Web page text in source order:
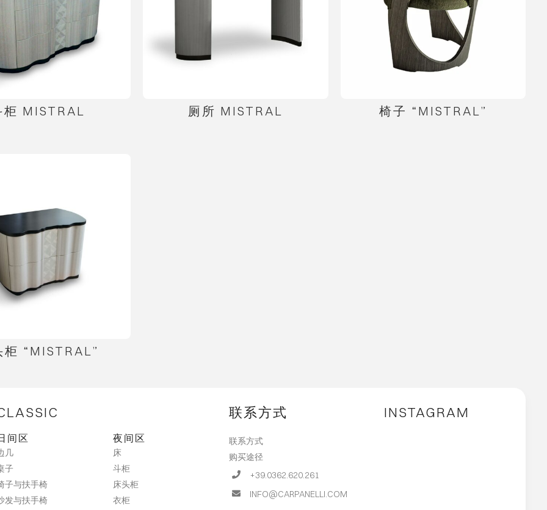
柜 MISTRAL 厕所 MISTRAL 椅子 “MISTRAL”
柜 “MISTRAL”
联系方式 INSTAGRAM
间区
几
子
子与扶手椅
发与扶手椅
夜间区
床
斗柜
床头柜
衣柜
联系方式
购买途径
+39.0362.620.261
INFO@CARPANELLI.COM